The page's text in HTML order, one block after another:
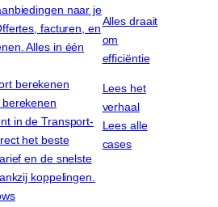
naar je
facturen, en
Alles in één
in de Transport-
het beste
en de snelste
koppelingen.
Alles draait
om
efficiëntie
Lees het
verhaal
Lees alle
cases